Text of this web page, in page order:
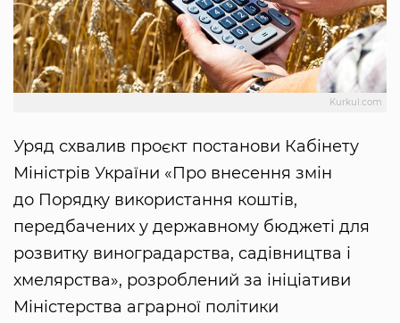
Kurkul.com
Уряд схвалив проєкт постанови Кабінету
Міністрів України «Про внесення змін
до Порядку використання коштів,
передбачених у державному бюджеті для
розвитку виноградарства, садівництва і
хмелярства», розроблений за ініціативи
Міністерства аграрної політики